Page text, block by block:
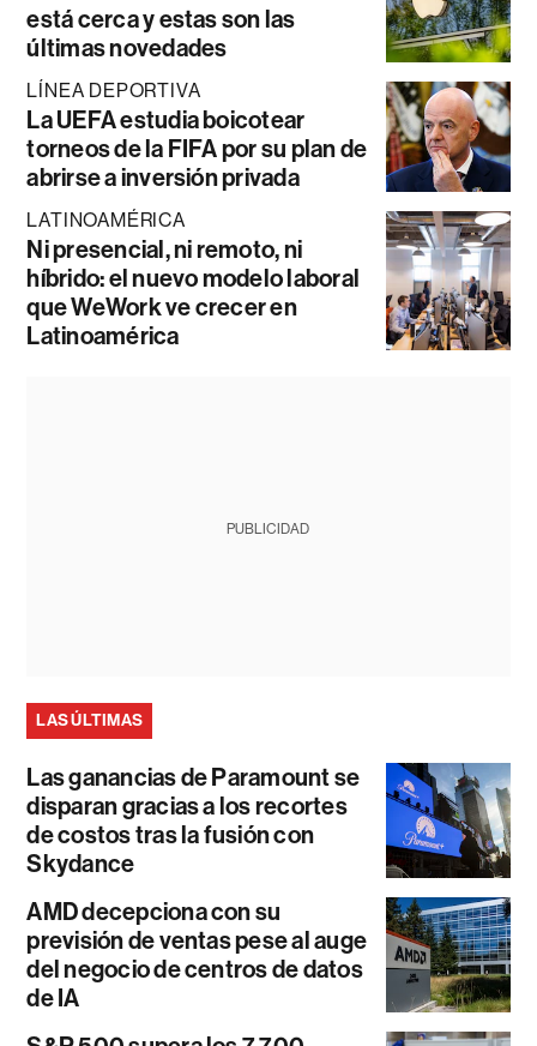
está cerca y estas son las
últimas novedades
LÍNEA DEPORTIVA
La UEFA estudia boicotear
torneos de la FIFA por su plan de
abrirse a inversión privada
LATINOAMÉRICA
Ni presencial, ni remoto, ni
híbrido: el nuevo modelo laboral
que WeWork ve crecer en
Latinoamérica
PUBLICIDAD
LAS ÚLTIMAS
Las ganancias de Paramount se
disparan gracias a los recortes
de costos tras la fusión con
Skydance
AMD decepciona con su
previsión de ventas pese al auge
del negocio de centros de datos
de IA